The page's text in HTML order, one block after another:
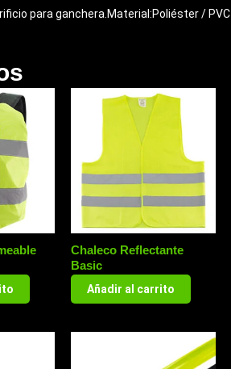
para ganchera.Material:Poliéster / PVC
Chaleco Reflectante
Basic
Añadir al carrito